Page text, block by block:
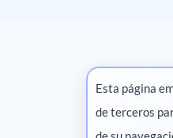
Esta página
de terceros